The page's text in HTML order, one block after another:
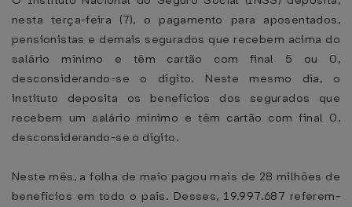
nesta terça-feira (7), o pagamento para aposentados,
pensionistas e demais segurados que recebem acima do
salário mínimo e têm cartão com final 5 ou 0,
desconsiderando-se o dígito. Neste mesmo dia, o
instituto deposita os benefícios dos segurados que
recebem um salário mínimo e têm cartão com final 0,
desconsiderando-se o dígito.
Neste mês, a folha de maio pagou mais de 28 milhões de
benefícios em todo o país. Desses, 19.997.687 referem-